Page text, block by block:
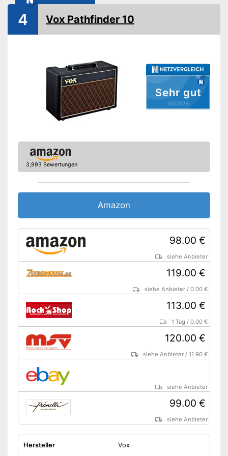
Kopfhörer-Anschluss
Anschluss ausgestattet
Amazon Lieferzeit
siehe Anbieter
Sehr gut
05/2026
4 Vox Pathfinder 10
3,993 Bewertungen
Amazon
98.00 €
siehe Anbieter
119.00 €
siehe Anbieter /0.00 €
113.00 €
1 Tag /0.00 €
120.00 €
siehe Anbieter /11.90 €
siehe Anbieter
99.00 €
siehe Anbieter
Hersteller
Vox